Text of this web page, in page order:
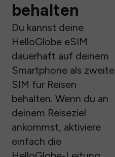
behalten
Du kannst deine
HelloGlobe eSIM
dauerhaft auf deinem
Smartphone als zweite
SIM für Reisen
behalten. Wenn du an
deinem Reiseziel
ankommst, aktiviere
einfach die